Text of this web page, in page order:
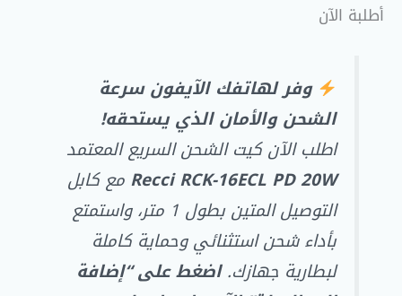
أطلبة الآن
وفر لهاتفك الآيفون سرعة
الشحن والأمان الذي يستحقه!
اطلب الآن كيت الشحن السريع المعتمد
Recci RCK-16ECL PD 20Wمع كابل
التوصيل المتين بطول 1 متر، واستمتع
بأداء شحن استثنائي وحماية كاملة
لبطارية جهازك.اضغط على “إضافة